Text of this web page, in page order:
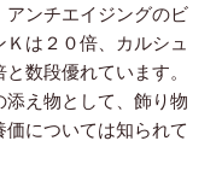
ンチエイジングのビ
は２０倍、カルシュ
数段優れています。
え物として、飾り物
については知られて